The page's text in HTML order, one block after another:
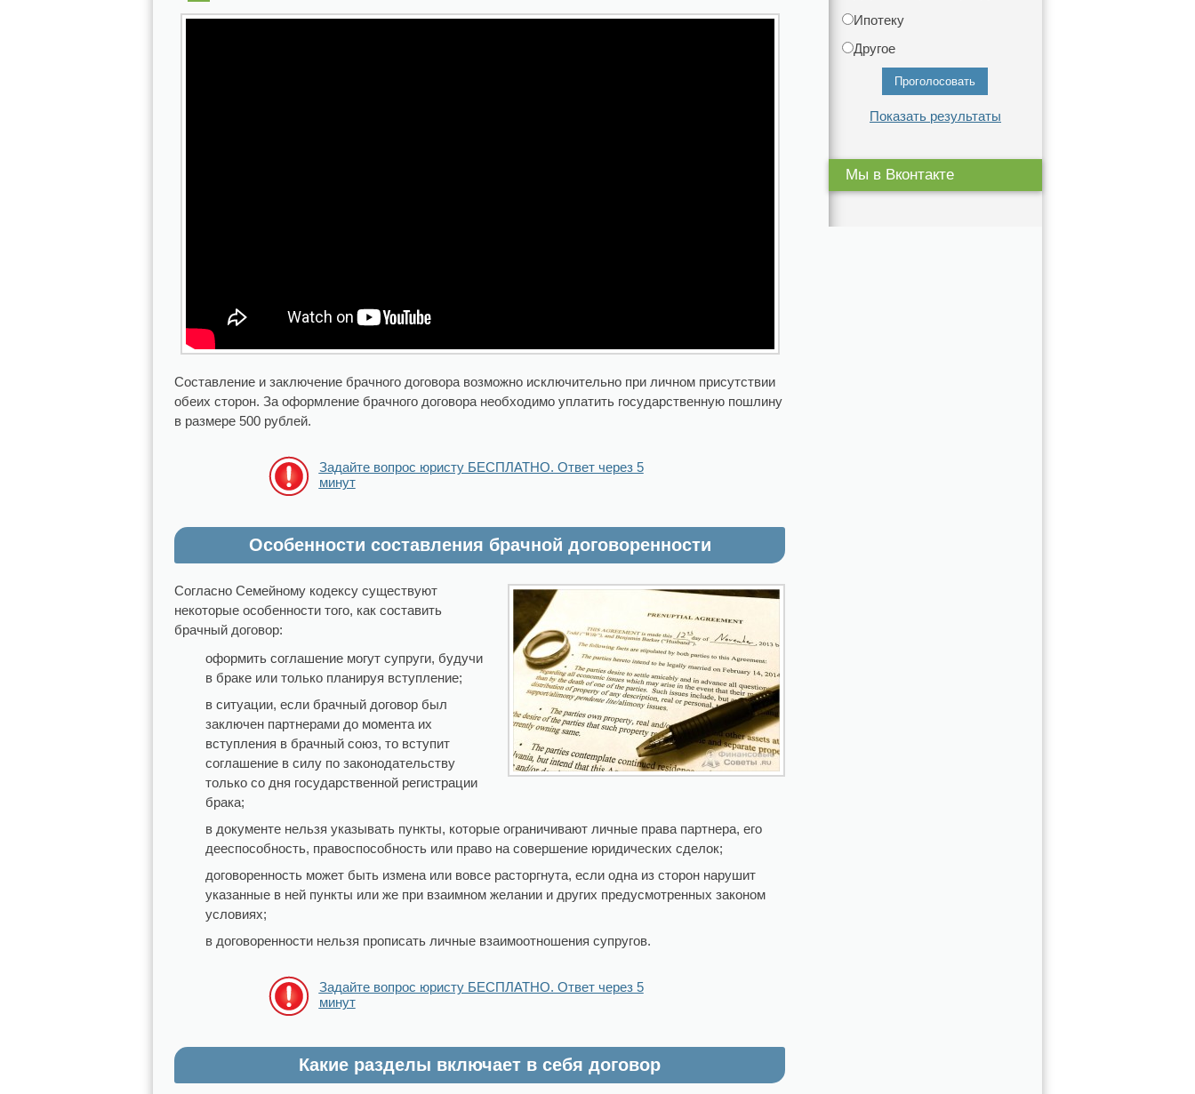
Составление и заключение брачного договора возможно исключительно при личном присутствии
обеих сторон. За оформление брачного договора необходимо уплатить государственную пошлину
в размере 500 рублей.
Задайте вопрос юристу БЕСПЛАТНО. Ответ через 5
минут
Особенности составления брачной договоренности
Согласно Семейному кодексу существуют
некоторые особенности того, как составить
брачный договор:
оформить соглашение могут супруги, будучи
в браке или только планируя вступление;
в ситуации, если брачный договор был
заключен партнерами до момента их
вступления в брачный союз, то вступит
соглашение в силу по законодательству
только со дня государственной регистрации
брака;
в документе нельзя указывать пункты, которые ограничивают личные права партнера, его
дееспособность, правоспособность или право на совершение юридических сделок;
договоренность может быть измена или вовсе расторгнута, если одна из сторон нарушит
указанные в ней пункты или же при взаимном желании и других предусмотренных законом
условиях;
в договоренности нельзя прописать личные взаимоотношения супругов.
Задайте вопрос юристу БЕСПЛАТНО. Ответ через 5
минут
Какие разделы включает в себя договор
Ипотеку
Другое
Показать результаты
Мы в Вконтакте